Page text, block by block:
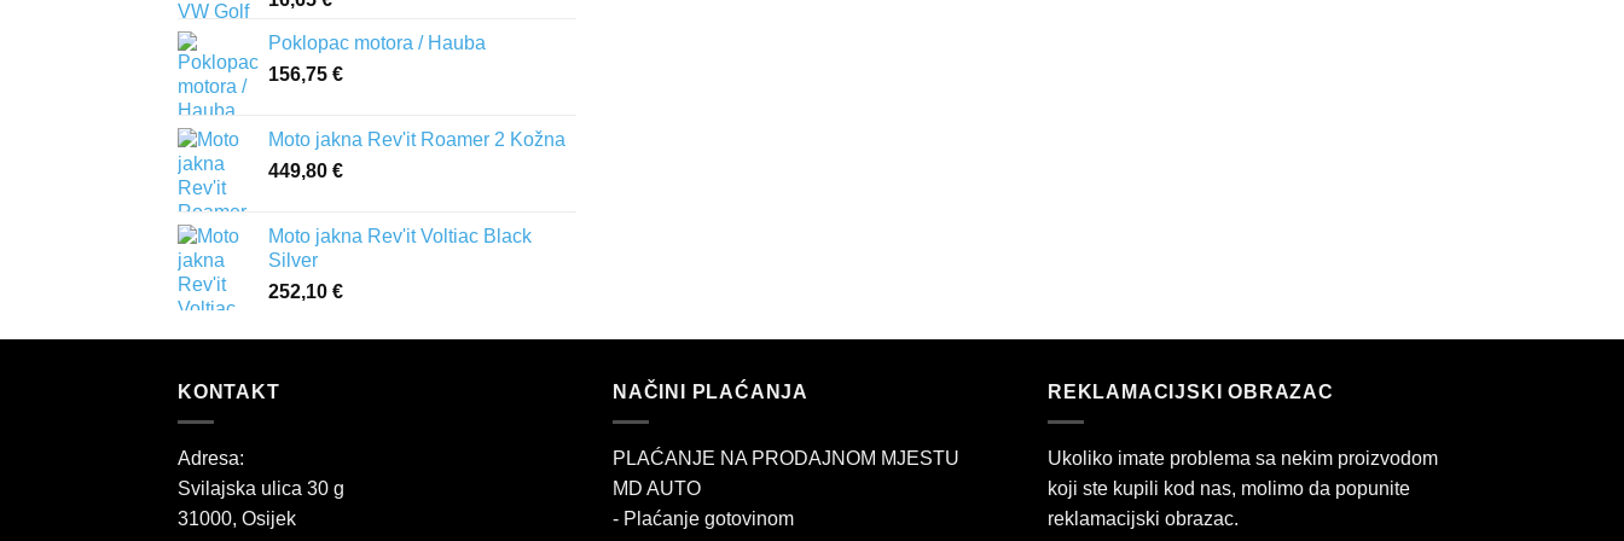
Poklopac motora / Hauba
156,75 €
Moto jakna Rev'it Roamer 2 Kožna
449,80 €
Moto jakna Rev'it Voltiac Black
Silver
252,10 €
KONTAKT
Adresa:
Svilajska ulica 30 g
31000, Osijek
NAČINI PLAĆANJA
PLAĆANJE NA PRODAJNOM MJESTU
MD AUTO
- Plaćanje gotovinom
REKLAMACIJSKI OBRAZAC
Ukoliko imate problema sa nekim proizvodom
koji ste kupili kod nas, molimo da popunite
reklamacijski obrazac.